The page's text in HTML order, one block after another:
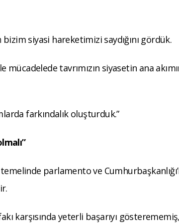
siyasi hareketimizi saydığını gördük.
tavrımızın siyasetin ana
farkındalık oluşturduk.”
parlamento ve
karşısında yeterli başarıyı gösterememiş,